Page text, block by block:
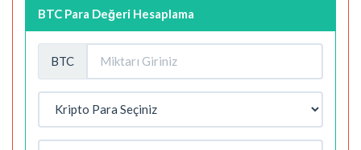
BTC Para Değeri Hesaplama
BTC